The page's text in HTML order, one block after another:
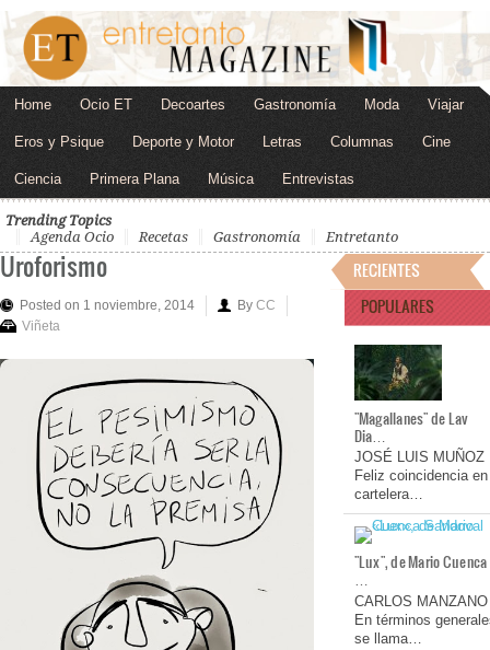
Home Ocio ET Decoartes Gastronomía Moda Viajar
Eros y Psique Deporte y Motor Letras Columnas Cine
Ciencia Primera Plana Música Entrevistas
Trending Topics
Agenda Ocio
Recetas Gastronomía Entretanto
Uroforismo
Posted on 1 noviembre, 2014 By CC
Viñeta
RECIENTES
POPULARES
"Magallanes" de Lav
Dia…
JOSÉ LUIS MUÑOZ
Feliz coincidencia en
cartelera…
"Lux", de Mario Cuenca
…
CARLOS MANZANO
En términos
se llama…